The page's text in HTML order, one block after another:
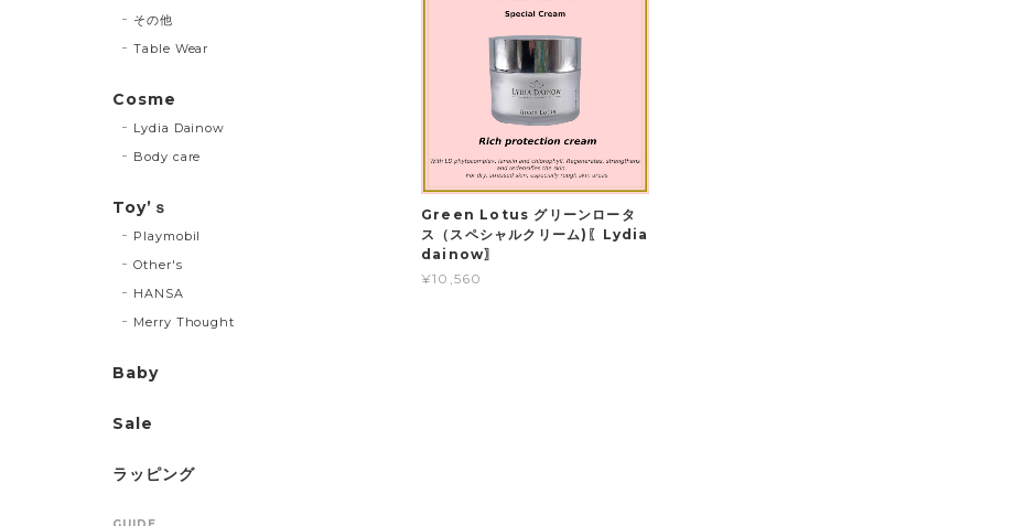
Green Lotus グリーンロータ
ス（スペシャルクリーム)〖Lydia
dainow〗
¥10,560
その他
Table Wear
Cosme
Lydia Dainow
Body care
Toy’ｓ
Playmobil
Other's
HANSA
Merry Thought
Baby
Sale
ラッピング